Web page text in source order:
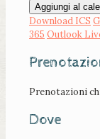
Aggiungi al
Download ICS
365 Outlook
Prenotazioni
Dove